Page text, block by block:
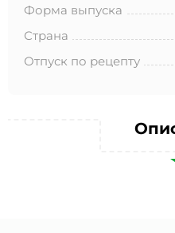
Форма выпуска
Страна
Отпуск по рецепту
целей, определенных